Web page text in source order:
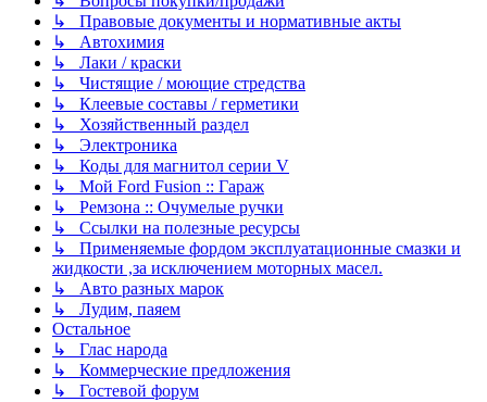
↳ Правовые документы и нормативные акты
↳ Автохимия
↳ Лаки / краски
↳ Чистящие / моющие стредства
↳ Клеевые составы / герметики
↳ Хозяйственный раздел
↳ Электроника
↳ Коды для магнитол серии V
↳ Мой Ford Fusion :: Гараж
↳ Ремзона :: Очумелые ручки
↳ Ссылки на полезные ресурсы
↳ Применяемые фордом эксплуатационные смазки и
жидкости ,за исключением моторных масел.
↳ Авто разных марок
↳ Лудим, паяем
Остальное
↳ Глас народа
↳ Коммерческие предложения
↳ Гостевой форум